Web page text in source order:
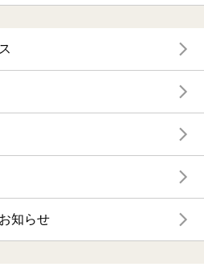
知らせ